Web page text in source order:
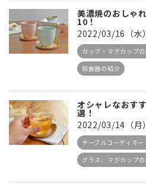
美濃焼のおしゃ
10！
2022/03/16（水）
カップ・マグカップ
和食器の紹介
オシャレなおす
選！
2022/03/14（月）
テーブルコーディネー
グラス、マグカップ